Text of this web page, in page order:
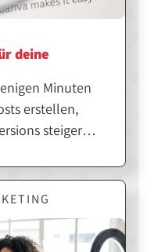
deine
Minuten
erstellen,
steigern.
Strategie
Canva
Inhalte